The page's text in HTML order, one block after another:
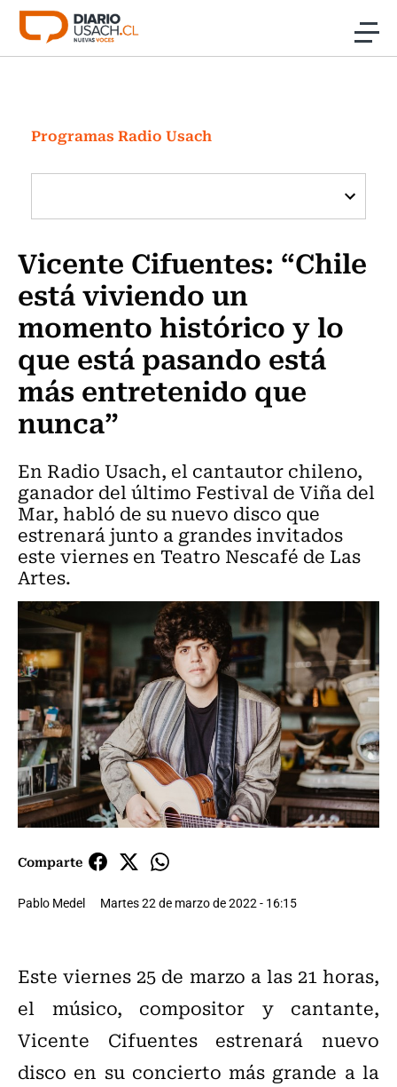
Click acá para ir directamente al contenido
Investigación
Cultura
Programas Radio y TV Usach
Programas Radio Usach
Vicente Cifuentes: “Chile
está viviendo un
momento histórico y lo
que está pasando está
más entretenido que
nunca”
En Radio Usach, el cantautor chileno,
ganador del último Festival de Viña del
Mar, habló de su nuevo disco que
estrenará junto a grandes invitados
este viernes en Teatro Nescafé de Las
Artes.
Comparte
Pablo Medel Martes 22 de marzo de 2022 - 16:15
Este viernes 25 de marzo a las 21 horas,
el músico, compositor y cantante,
Vicente Cifuentes estrenará nuevo
disco en su concierto más grande a la